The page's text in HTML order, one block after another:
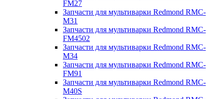
FM27
Запчасти для мультиварки Redmond RMC-
M31
Запчасти для мультиварки Redmond RMC-
FM4502
Запчасти для мультиварки Redmond RMC-
M34
Запчасти для мультиварки Redmond RMC-
FM91
Запчасти для мультиварки Redmond RMC-
M40S